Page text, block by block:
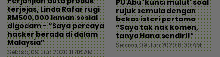
terjejas, Linda Rafar rugi
RM500,000 laman sosial
digodam - “Saya percaya
hacker berada di dalam
Malaysia”
Selasa, 09 Jun 2020 11:46 AM
PU Abu 'kunci mulut' soal
rujuk semula dengan
bekas isteri pertama -
“Saya tak nak komen,
tanya Hana sendiri!”
Selasa, 09 Jun 2020 8:00 AM